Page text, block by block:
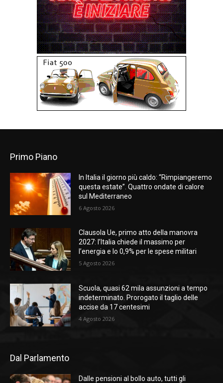
Primo Piano
In Italia il giorno più caldo: “Rimpiangeremo
questa estate”. Quattro ondate di calore
sul Mediterraneo
6 Agosto 2026
Clausola Ue, primo atto della manovra
2027: l’Italia chiede il massimo per
l’energia e lo 0,9% per le spese militari
5 Agosto 2026
Scuola, quasi 62 mila assunzioni a tempo
indeterminato. Prorogato il taglio delle
accise da 17 centesimi
4 Agosto 2026
Dal Parlamento
Dalle pensioni al bollo auto, tutti gli